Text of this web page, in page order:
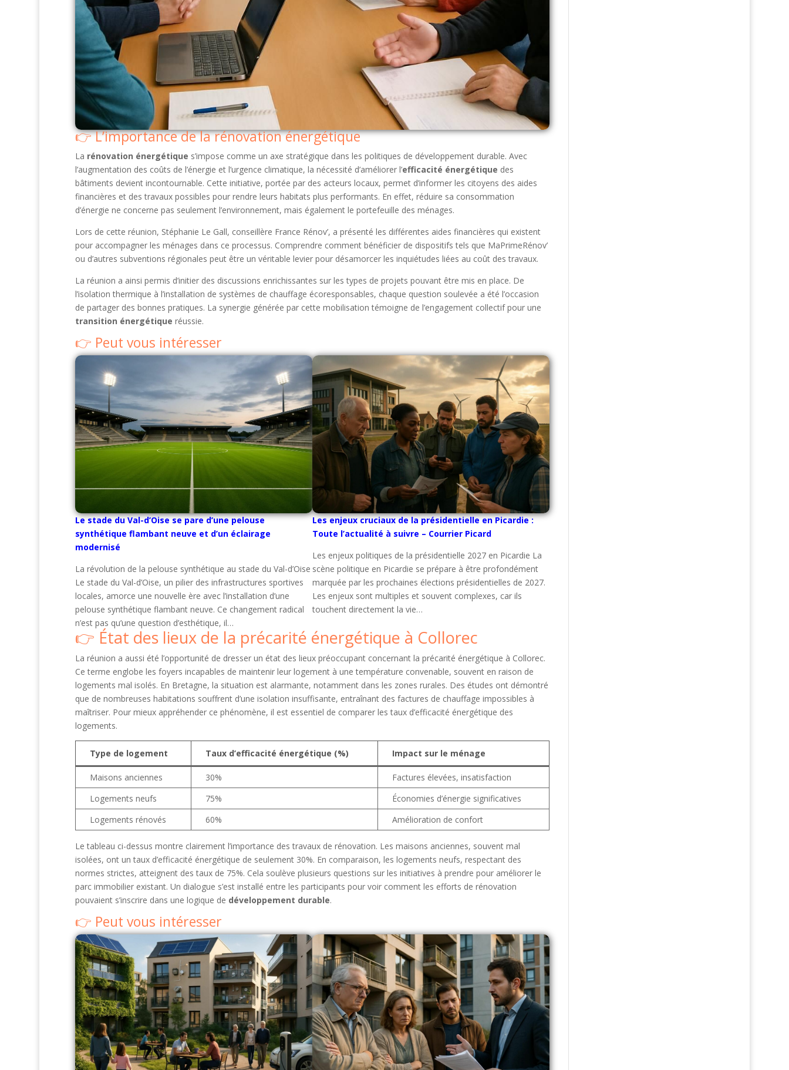
L’importance de la rénovation énergétique
La rénovation énergétique s’impose comme un axe stratégique dans les politiques de développement durable. Avec
l’augmentation des coûts de l’énergie et l’urgence climatique, la nécessité d’améliorer l’efficacité énergétique des
bâtiments devient incontournable. Cette initiative, portée par des acteurs locaux, permet d’informer les citoyens des aides
financières et des travaux possibles pour rendre leurs habitats plus performants. En effet, réduire sa consommation
d’énergie ne concerne pas seulement l’environnement, mais également le portefeuille des ménages.
Lors de cette réunion, Stéphanie Le Gall, conseillère France Rénov’, a présenté les différentes aides financières qui existent
pour accompagner les ménages dans ce processus. Comprendre comment bénéficier de dispositifs tels que MaPrimeRénov’
ou d’autres subventions régionales peut être un véritable levier pour désamorcer les inquiétudes liées au coût des travaux.
La réunion a ainsi permis d’initier des discussions enrichissantes sur les types de projets pouvant être mis en place. De
l’isolation thermique à l’installation de systèmes de chauffage écoresponsables, chaque question soulevée a été l’occasion
de partager des bonnes pratiques. La synergie générée par cette mobilisation témoigne de l’engagement collectif pour une
transition énergétique réussie.
Peut vous intéresser
Le stade du Val-d’Oise se pare d’une pelouse
synthétique flambant neuve et d’un éclairage
modernisé
La révolution de la pelouse synthétique au stade du Val-d’Oise
Le stade du Val-d’Oise, un pilier des infrastructures sportives
locales, amorce une nouvelle ère avec l’installation d’une
pelouse synthétique flambant neuve. Ce changement radical
n’est pas qu’une question d’esthétique, il…
Les enjeux cruciaux de la présidentielle en Picardie :
Toute l’actualité à suivre – Courrier Picard
Les enjeux politiques de la présidentielle 2027 en Picardie La
scène politique en Picardie se prépare à être profondément
marquée par les prochaines élections présidentielles de 2027.
Les enjeux sont multiples et souvent complexes, car ils
touchent directement la vie…
État des lieux de la précarité énergétique à Collorec
La réunion a aussi été l’opportunité de dresser un état des lieux préoccupant concernant la précarité énergétique à Collorec.
Ce terme englobe les foyers incapables de maintenir leur logement à une température convenable, souvent en raison de
logements mal isolés. En Bretagne, la situation est alarmante, notamment dans les zones rurales. Des études ont démontré
que de nombreuses habitations souffrent d’une isolation insuffisante, entraînant des factures de chauffage impossibles à
maîtriser. Pour mieux appréhender ce phénomène, il est essentiel de comparer les taux d’efficacité énergétique des
logements.
Type de logement Taux d’efficacité énergétique (%) Impact sur le ménage
Maisons anciennes 30%
Factures élevées, insatisfaction
Logements neufs
75%
Économies d’énergie significatives
Logements rénovés
60% Amélioration de confort
Le tableau ci-dessus montre clairement l’importance des travaux de rénovation. Les maisons anciennes, souvent mal
isolées, ont un taux d’efficacité énergétique de seulement 30%. En comparaison, les logements neufs, respectant des
normes strictes, atteignent des taux de 75%. Cela soulève plusieurs questions sur les initiatives à prendre pour améliorer le
parc immobilier existant. Un dialogue s’est installé entre les participants pour voir comment les efforts de rénovation
pouvaient s’inscrire dans une logique de développement durable.
Peut vous intéresser